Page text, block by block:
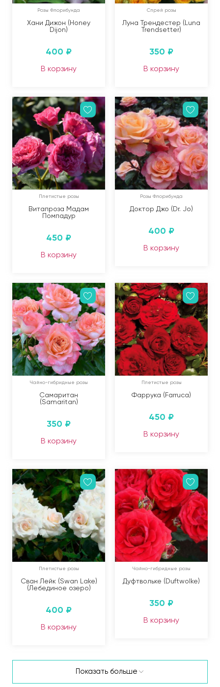
Розы Флорибунда
Хани Дижон (Honey
Dijon)
400 ₽
В корзину
Спрей розы
Луна Трендестер (Luna
Trendsetter)
350 ₽
В корзину
Плетистые розы
Витапроза Мадам
Помпадур
450 ₽
В корзину
Розы Флорибунда
Доктор Джо (Dr. Jo)
400 ₽
В корзину
Чайно-гибридные розы
Самаритан
(Samaritan)
350 ₽
В корзину
Плетистые розы
Фаррука (Farruca)
450 ₽
В корзину
Плетистые розы
Сван Лейк (Swan Lake)
(Лебединое озеро)
400 ₽
В корзину
Чайно-гибридные розы
Дуфтвольке (Duftwolke)
350 ₽
В корзину
Показать больше